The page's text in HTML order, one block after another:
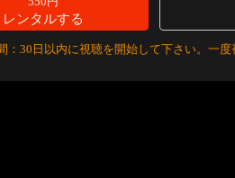
レンタルする
：30日以内に視聴を開始して下さい。一